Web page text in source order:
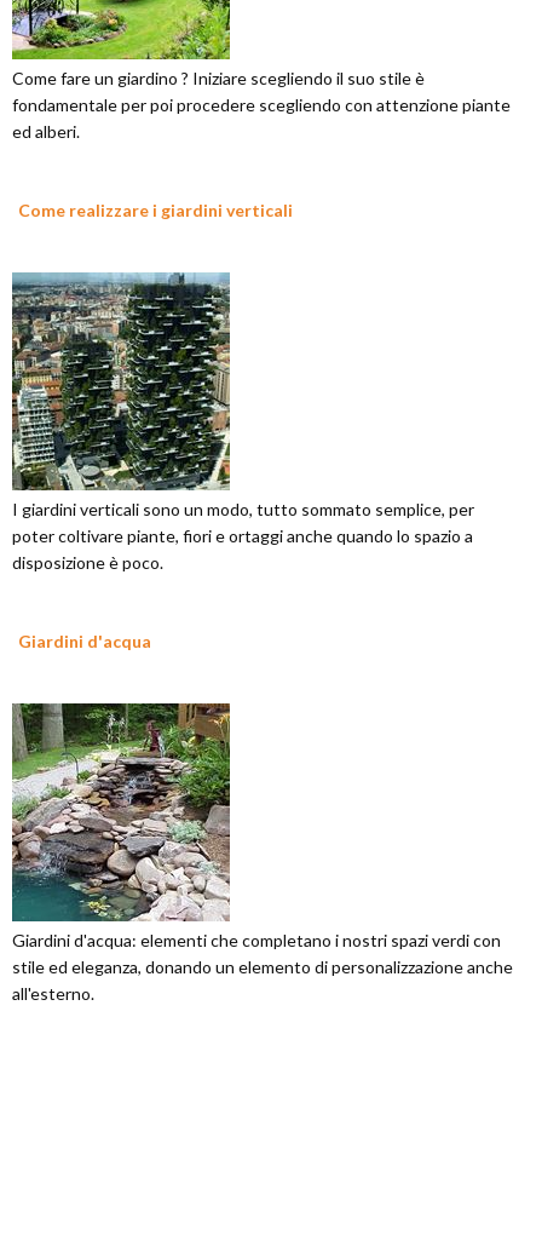
Come fare un giardino ? Iniziare scegliendo il suo stile è
fondamentale per poi procedere scegliendo con attenzione piante
ed alberi.
Come realizzare i giardini verticali
I giardini verticali sono un modo, tutto sommato semplice, per
poter coltivare piante, fiori e ortaggi anche quando lo spazio a
disposizione è poco.
Giardini d'acqua
Giardini d'acqua: elementi che completano i nostri spazi verdi con
stile ed eleganza, donando un elemento di personalizzazione anche
all'esterno.